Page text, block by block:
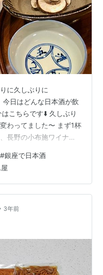
に久しぶりに
日はどんな日本酒が飲
こちらです⬇️ 久しぶり
わってました〜 まず1杯
長野の小布施ワイナリ
生酛造り。 おつまみは
き。20個ぐらい食べれ
家酒造の義侠。にごり
江町で被災し現在は山
木酒造長井蔵の甦る。
#銀座で日本酒
3年前